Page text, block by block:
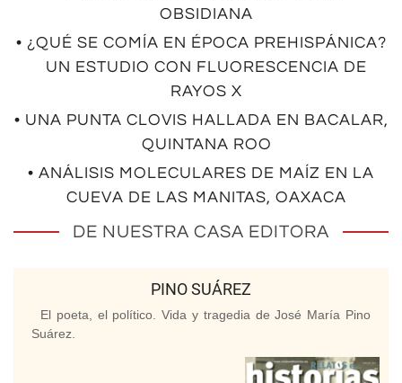
OBSIDIANA
• ¿QUÉ SE COMÍA EN ÉPOCA PREHISPÁNICA?
UN ESTUDIO CON FLUORESCENCIA DE
RAYOS X
• UNA PUNTA CLOVIS HALLADA EN BACALAR,
QUINTANA ROO
• ANÁLISIS MOLECULARES DE MAÍZ EN LA
CUEVA DE LAS MANITAS, OAXACA
DE NUESTRA CASA EDITORA
PINO SUÁREZ
El poeta, el político. Vida y tragedia de José María Pino
Suárez.